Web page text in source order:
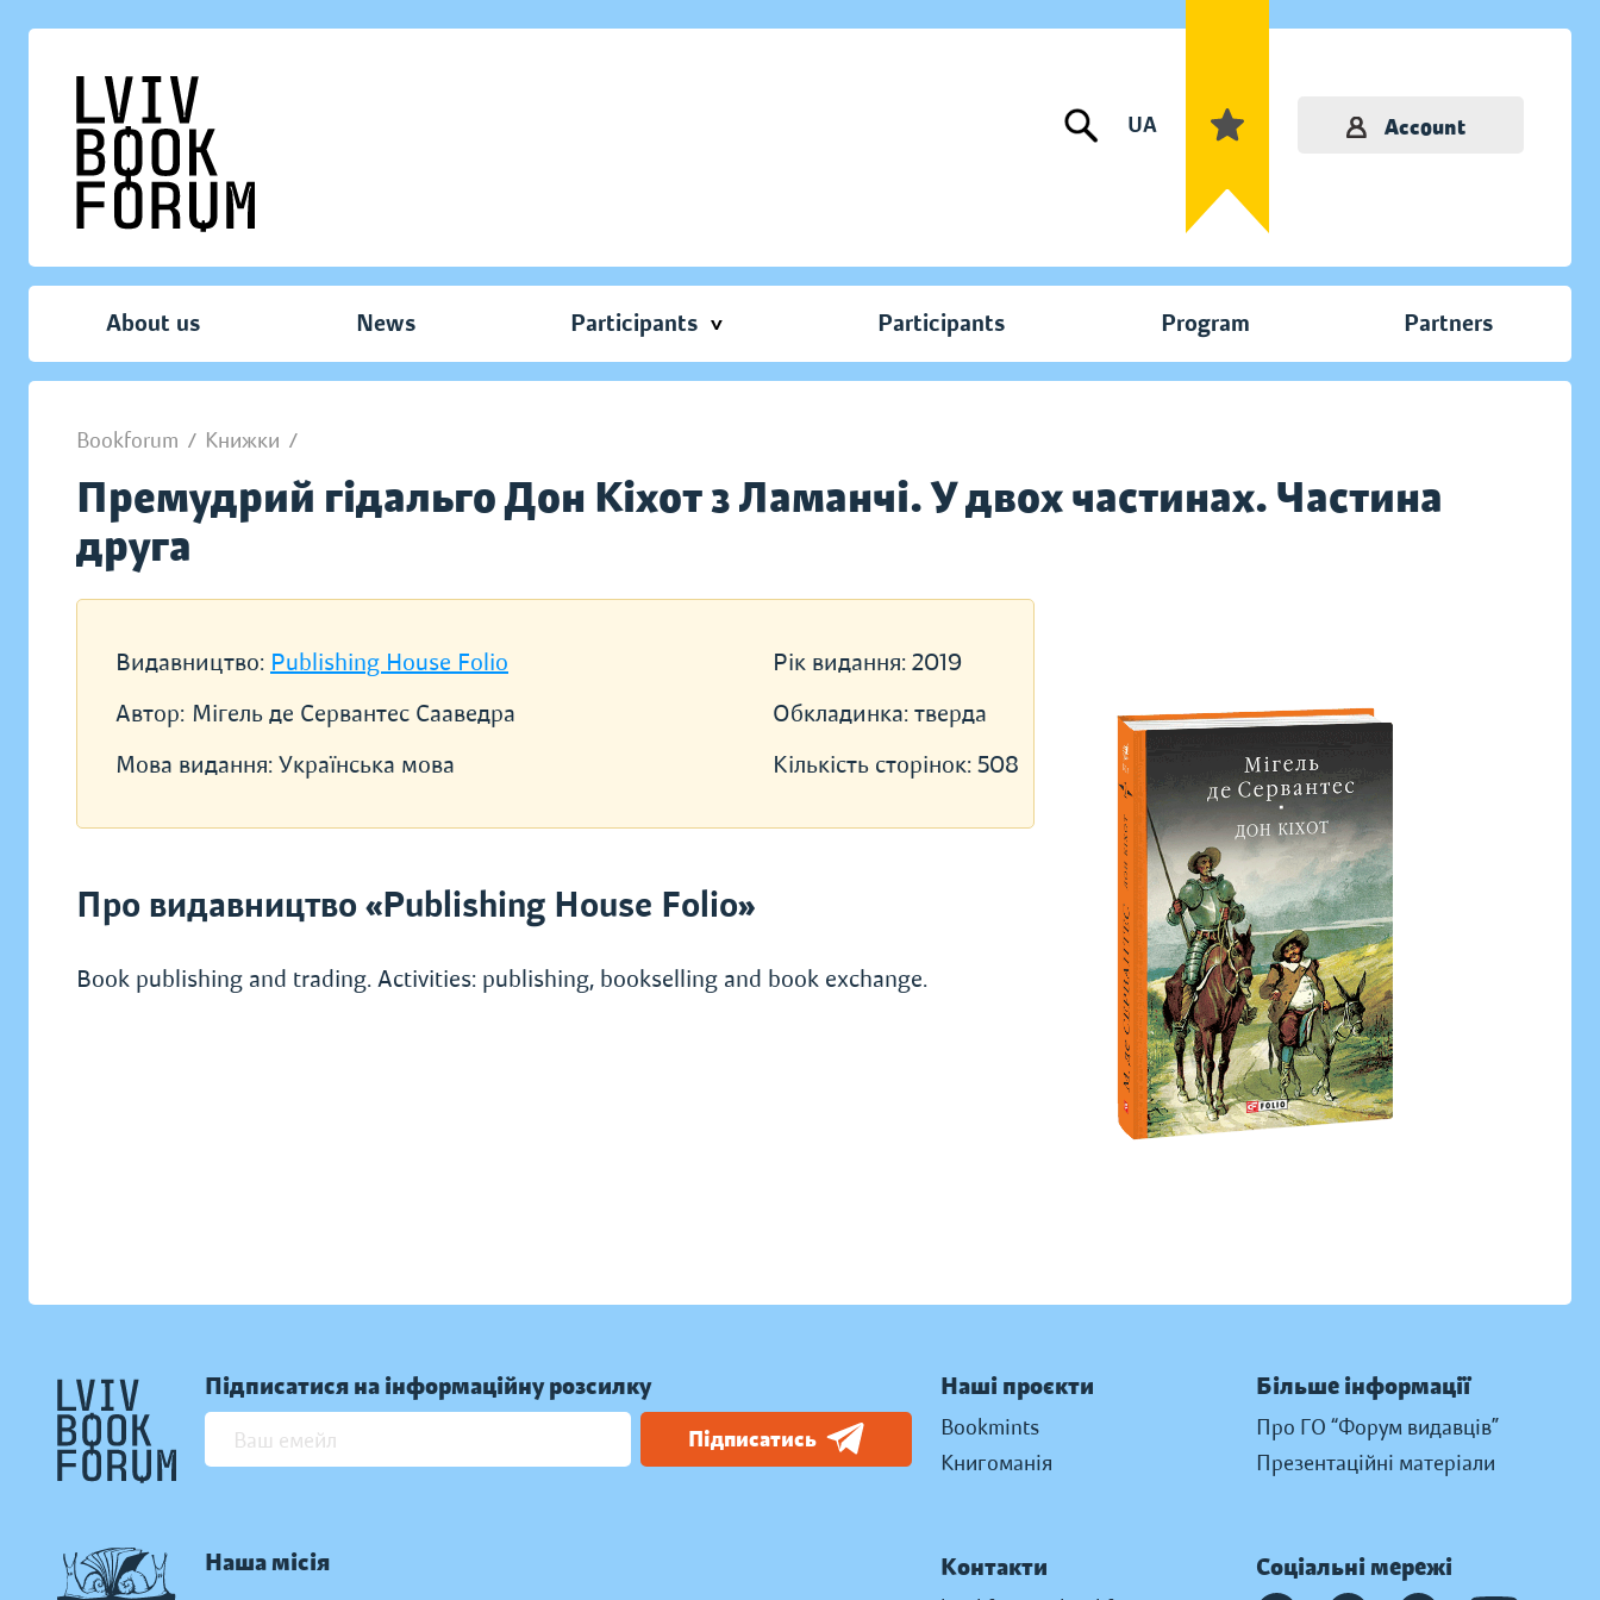
UA Account
About us News Participants Participants Program Partners
Bookforum / Книжки /
Премудрий гідальго Дон Кіхот з Ламанчі. У двох частинах. Частина
друга
Видавництво: Publishing House Folio
Автор: Мігель де Сервантес Сааведра
Мова видання: Українська мова
Рік видання: 2019
Обкладинка: тверда
Кількість сторінок: 508
Про видавництво «Publishing House Folio»
Book publishing and trading. Activities: publishing, bookselling and book exchange.
Підписатися на інформаційну розсилку
Підписатись
Наша місія
Наші проєкти
Bookmints
Книгоманія
Більше інформації
Про ГО “Форум видавців”
Презентаційні матеріали
Контакти Соціальні мережі